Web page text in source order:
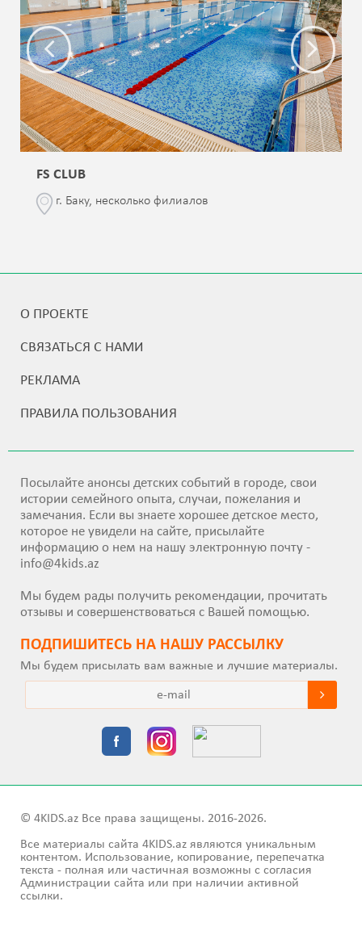
FS CLUB
г. Баку, несколько филиалов
О ПРОЕКТЕ
СВЯЗАТЬСЯ С НАМИ
РЕКЛАМА
ПРАВИЛА ПОЛЬЗОВАНИЯ
Посылайте анонсы детских событий в городе, свои
истории семейного опыта, случаи, пожелания и
замечания. Если вы знаете хорошее детское место,
которое не увидели на сайте, присылайте
информацию о нем на нашу электронную почту -
info@4kids.az
Мы будем рады получить рекомендации, прочитать
отзывы и совершенствоваться с Вашей помощью.
ПОДПИШИТEСЬ НА НАШУ РАССЫЛКУ
Мы будем присылать вам важные и лучшие материалы.
© 4KIDS.az Все права защищены. 2016-2026.
Все материалы сайта 4KIDS.az являются уникальным
контентом. Использование, копирование, перепечатка
текста - полная или частичная возможны с согласия
Администрации сайта или при наличии активной
ссылки.